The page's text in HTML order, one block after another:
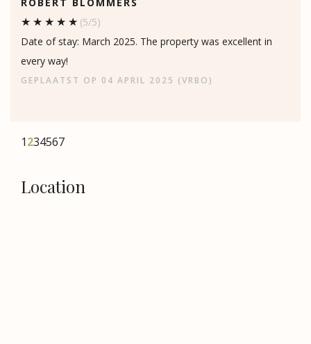
(5/5)
Date of stay: March 2025. The property was excellent in
every way!
GEPLAATST OP 04 APRIL 2025 (VRBO)
1234567
Location